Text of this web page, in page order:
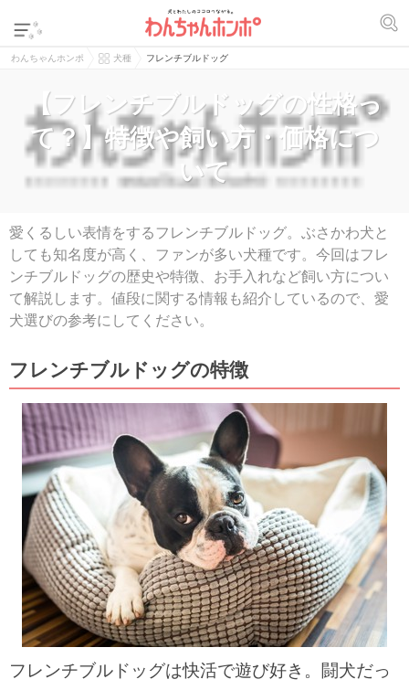
わんちゃんホンポ 犬種 フレンチブルドッグ
【フレンチブルドッグの性格っ
て？】特徴や飼い方・価格につ
いて
愛くるしい表情をするフレンチブルドッグ。ぶさかわ犬と
しても知名度が高く、ファンが多い犬種です。今回はフレ
ンチブルドッグの歴史や特徴、お手入れなど飼い方につい
て解説します。値段に関する情報も紹介しているので、愛
犬選びの参考にしてください。
フレンチブルドッグの特徴
フレンチブルドッグは快活で遊び好き。闘犬だっ